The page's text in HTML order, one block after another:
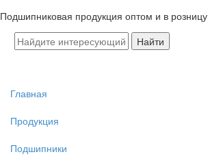
Подшипниковая продукция оптом и в розницу
Главная
Продукция
Подшипники